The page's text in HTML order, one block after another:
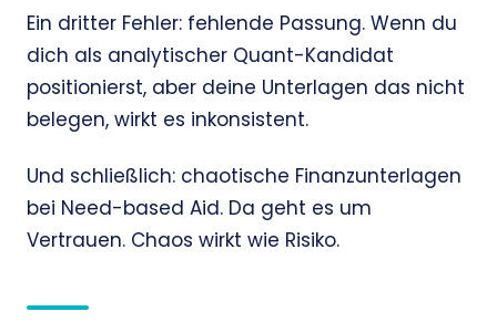
Ein dritter Fehler: fehlende Passung. Wenn du
dich als analytischer Quant-Kandidat
positionierst, aber deine Unterlagen das nicht
belegen, wirkt es inkonsistent.
Und schließlich: chaotische Finanzunterlagen
bei Need-based Aid. Da geht es um
Vertrauen. Chaos wirkt wie Risiko.